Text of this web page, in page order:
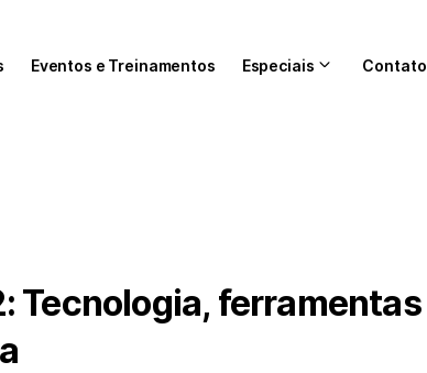
Eventos e Treinamentos Especiais Contato
Tecnologia, ferramentas